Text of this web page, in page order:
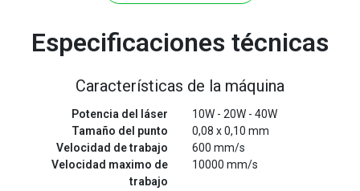
Especificaciones técnicas
Características de la máquina
Potencia del láser
10W - 20W - 40W
Tamaño del punto
0,08 x 0,10 mm
Velocidad de trabajo
600 mm/s
Velocidad maximo de
trabajo
10000 mm/s